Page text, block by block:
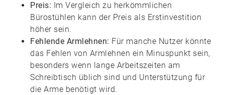
Preis: Im Vergleich zu herkömmlichen
Bürostühlen kann der Preis als Erstinvestition
höher sein.
Fehlende Armlehnen: Für manche Nutzer könnte
das Fehlen von Armlehnen ein Minuspunkt sein,
besonders wenn lange Arbeitszeiten am
Schreibtisch üblich sind und Unterstützung für
die Arme benötigt wird.